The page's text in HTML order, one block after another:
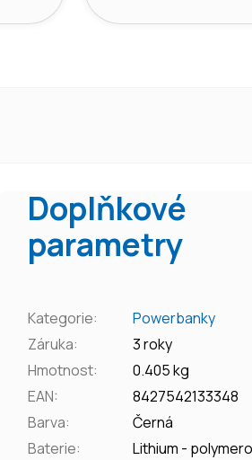
Doplňkové
parametry
Kategorie:
Powerbanky
Záruka:
3 roky
Hmotnost:
0.405 kg
EAN:
8427542133348
Barva:
Černá
Baterie:
Lithium -